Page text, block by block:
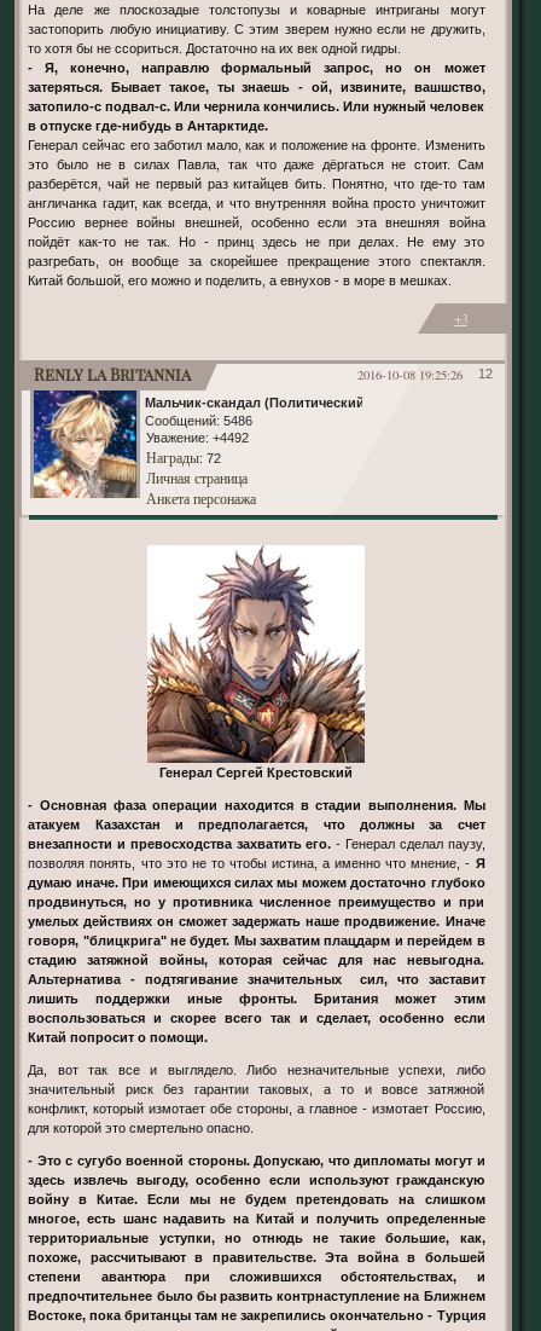
На деле же плоскозадые толстопузы и коварные интриганы могут
застопорить любую инициативу. С этим зверем нужно если не дружить,
то хотя бы не ссориться. Достаточно на их век одной гидры.
- Я, конечно, направлю формальный запрос, но он может
затеряться. Бывает такое, ты знаешь - ой, извините, вашшство,
затопило-с подвал-с. Или чернила кончились. Или нужный человек
в отпуске где-нибудь в Антарктиде.
Генерал сейчас его заботил мало, как и положение на фронте. Изменить
это было не в силах Павла, так что даже дёргаться не стоит. Сам
разберётся, чай не первый раз китайцев бить. Понятно, что где-то там
англичанка гадит, как всегда, и что внутренняя война просто уничтожит
Россию вернее войны внешней, особенно если эта внешняя война
пойдёт как-то не так. Но - принц здесь не при делах. Не ему это
разгребать, он вообще за скорейшее прекращение этого спектакля.
Китай большой, его можно и поделить, а евнухов - в море в мешках.
+3
12
2016-10-08 19:25:26
Renly la Britannia
Мальчик-скандал (Политический)
Сообщений: 5486
Уважение: +4492
Награды: 72
Личная страница
Анкета персонажа
Генерал Сергей Крестовский
- Основная фаза операции находится в стадии выполнения. Мы
атакуем Казахстан и предполагается, что должны за счет
внезапности и превосходства захватить его. - Генерал сделал паузу,
позволяя понять, что это не то чтобы истина, а именно что мнение, - Я
думаю иначе. При имеющихся силах мы можем достаточно глубоко
продвинуться, но у противника численное преимущество и при
умелых действиях он сможет задержать наше продвижение. Иначе
говоря, "блицкрига" не будет. Мы захватим плацдарм и перейдем в
стадию затяжной войны, которая сейчас для нас невыгодна.
Альтернатива - подтягивание значительных сил, что заставит
лишить поддержки иные фронты. Британия может этим
воспользоваться и скорее всего так и сделает, особенно если
Китай попросит о помощи.
Да, вот так все и выглядело. Либо незначительные успехи, либо
значительный риск без гарантии таковых, а то и вовсе затяжной
конфликт, который измотает обе стороны, а главное - измотает Россию,
для которой это смертельно опасно.
- Это с сугубо военной стороны. Допускаю, что дипломаты могут и
здесь извлечь выгоду, особенно если используют гражданскую
войну в Китае. Если мы не будем претендовать на слишком
многое, есть шанс надавить на Китай и получить определенные
территориальные уступки, но отнюдь не такие большие, как,
похоже, рассчитывают в правительстве. Эта война в большей
степени авантюра при сложившихся обстоятельствах, и
предпочтительнее было бы развить контрнаступление на Ближнем
Востоке, пока британцы там не закрепились окончательно - Турция